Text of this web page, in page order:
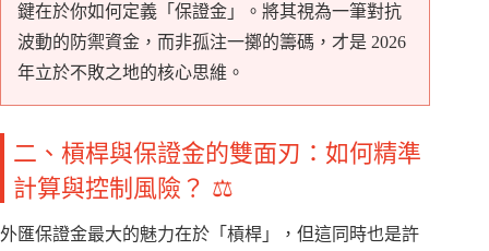
鍵在於你如何定義「保證金」。將其視為一筆對抗
波動的防禦資金，而非孤注一擲的籌碼，才是 2026
年立於不敗之地的核心思維。
二、槓桿與保證金的雙面刃：如何精準
計算與控制風險？ ⚖️
外匯保證金最大的魅力在於「槓桿」，但這同時也是許